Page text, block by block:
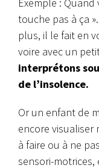
Exemple :
touche pas à ça
plus, il le fait en
voire avec un
interprétons
de l’insolence.
Or un enfant de
encore visualiser
à faire ou à ne
sensori-